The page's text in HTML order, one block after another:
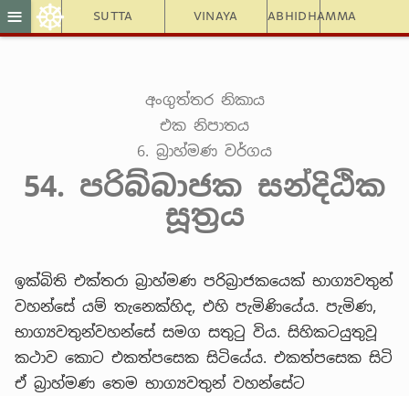
Sutta Vinaya Abhidhamma
≡ ☸
අංගුත්තර නිකාය
එක නිපාතය
6. බ්‍රාහ්මණ වර්ගය
54. පරිබ්බාජක සන්දිඨික
සූත්‍රය
ඉක්බිති එක්තරා බ්‍රාහ්මණ පරිබ්‍රාජකයෙක් භාග්‍යවතුන්
වහන්සේ යම් තැනෙක්හිද, එහි පැමිණියේය. පැමිණ,
භාග්‍යවතුන්වහන්සේ සමග සතුටු විය. සිහිකටයුතුවූ
කථාව කොට එකත්පසෙක සිටියේය. එකත්පසෙක සිටි
ඒ බ්‍රාහ්මණ තෙම භාග්‍යවතුන් වහන්සේට